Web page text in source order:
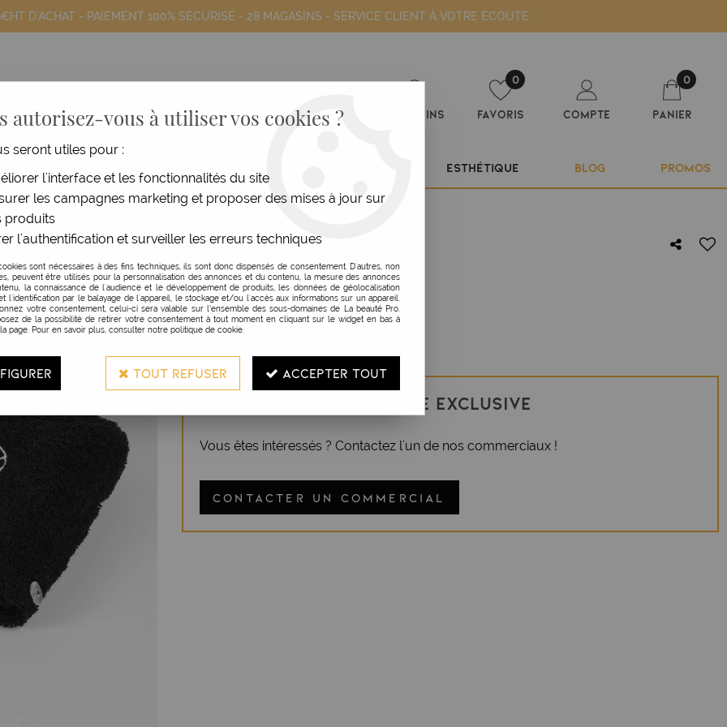
D'ACHAT - PAIEMENT 100% SÉCURISÉ - 28 MAGASINS - SERVICE CLIENT À VOTRE ÉCOUTE
Magasins
0
Favoris Compte
0
Panier
ESTHÉTIQUE BLOG PROMOS
>Serviette turban
KYDRA LE SALON
SERVIETTE TURBAN
Réf. :130473
Ce produit est en vente exclusive
Vous êtes intéressés ? Contactez l'un de nos commerciaux !
CONTACTER UN COMMERCIAL
autorisez-vous à utiliser vos cookies ?
seront utiles pour :
l'interface et les fonctionnalités du site
les campagnes marketing et proposer des mises à jour sur
produits
l'authentification et surveiller les erreurs techniques
sont nécessaires à des fins techniques, ils sont donc dispensés de consentement. D'autres, non
peuvent être utilisés pour la personnalisation des annonces et du contenu, la mesure des annonces
la connaissance de l'audience et le développement de produits, les données de géolocalisation
l'identification par le balayage de l'appareil, le stockage et/ou l'accès aux informations sur un appareil.
votre consentement, celui-ci sera valable sur l’ensemble des sous-domaines de La beauté Pro.
de la possibilité de retirer votre consentement à tout moment en cliquant sur le widget en bas à
page. Pour en savoir plus, consulter notre politique de cookie.
TOUT REFUSER ACCEPTER TOUT